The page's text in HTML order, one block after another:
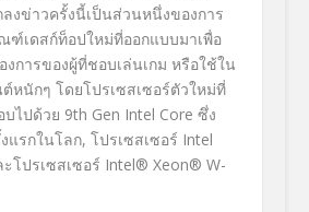
งข่าวครั้งนี้เป็นส่วนหนึ่งของการ
ฑ์เดสก์ท็อปใหม่ที่ออกแบบมาเพื่อ
การของผู้ที่ชอบเล่นเกม หรือใช้ใน
หนักๆ โดยโปรเซสเซอร์ตัวใหม่ที่
ไปด้วย 9th Gen Intel Core ซึ่ง
แรกในโลก, โปรเซสเซอร์ Intel
ะโปรเซสเซอร์ Intel® Xeon® W-